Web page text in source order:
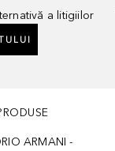
a litigiilor
ARMANI -